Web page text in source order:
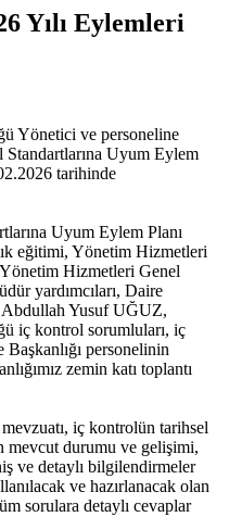
Yılı Eylemleri
Yönetici ve personeline
Uyum Eylem
tarihinde
Uyum Eylem Planı
eğitimi, Yönetim Hizmetleri
Hizmetleri Genel
yardımcıları, Daire
Abdullah Yusuf UĞUZ,
iç kontrol sorumluları, iç
personelinin
zemin katı toplantı
iç kontrolün tarihsel
mevcut durumu ve gelişimi,
ve detaylı bilgilendirmeler
ve hazırlanacak olan
sorulara detaylı cevaplar